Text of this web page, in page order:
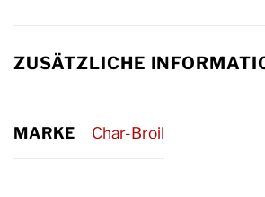
ZUSÄTZLICHE
MARKE Char-Broil